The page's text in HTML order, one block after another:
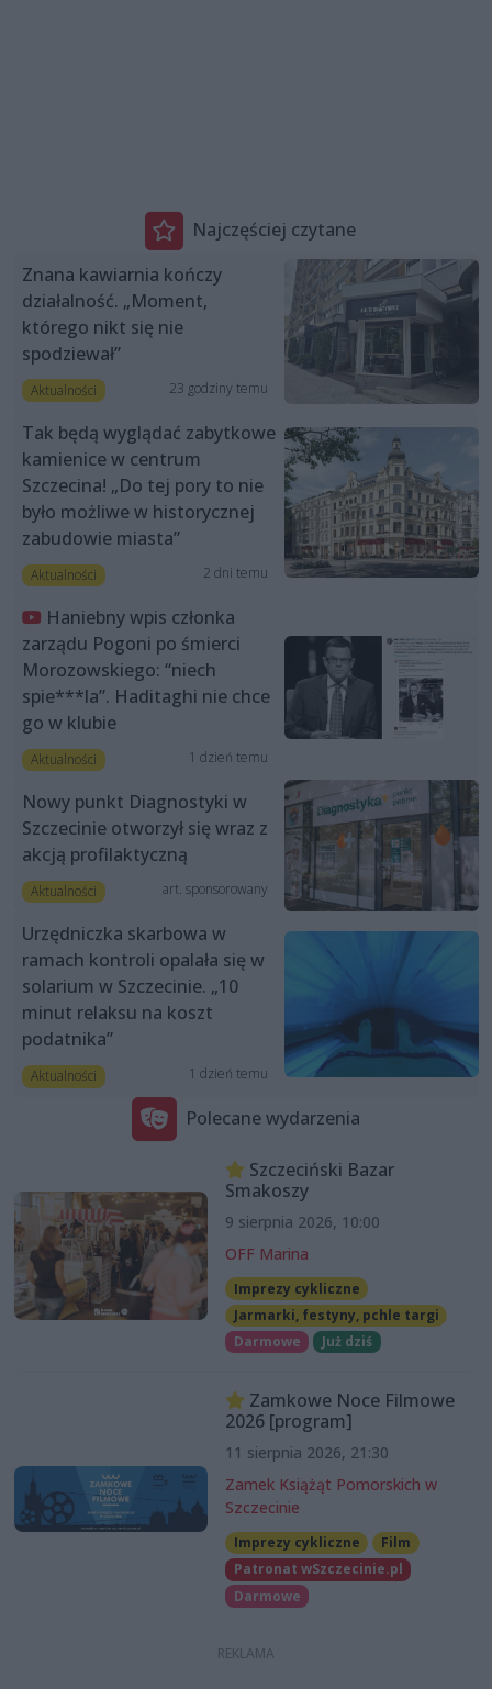
Najczęściej czytane
Znana kawiarnia kończy
działalność. „Moment,
którego nikt się nie
spodziewał”
Aktualności 23 godziny temu
Tak będą wyglądać zabytkowe
kamienice w centrum
Szczecina! „Do tej pory to nie
było możliwe w historycznej
zabudowie miasta”
Aktualności 2 dni temu
Haniebny wpis członka
zarządu Pogoni po śmierci
Morozowskiego: “niech
spie***la”. Haditaghi nie chce
go w klubie
Aktualności 1 dzień temu
Nowy punkt Diagnostyki w
Szczecinie otworzył się wraz z
akcją profilaktyczną
Aktualności art. sponsorowany
Urzędniczka skarbowa w
ramach kontroli opalała się w
solarium w Szczecinie. „10
minut relaksu na koszt
podatnika”
Aktualności 1 dzień temu
Polecane wydarzenia
Szczeciński Bazar
Smakoszy
9 sierpnia 2026, 10:00
OFF Marina
Imprezy cykliczne
Jarmarki, festyny, pchle targi
Darmowe
Już dziś
Zamkowe Noce Filmowe
2026 [program]
11 sierpnia 2026, 21:30
Zamek Książąt Pomorskich w
Szczecinie
Imprezy cykliczne
Film
Patronat wSzczecinie.pl
Darmowe